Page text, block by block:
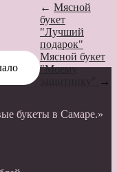
← Мясной
букет
"Лучший
подарок"
Мясной букет
"Моему
→
букеты в Самаре.»